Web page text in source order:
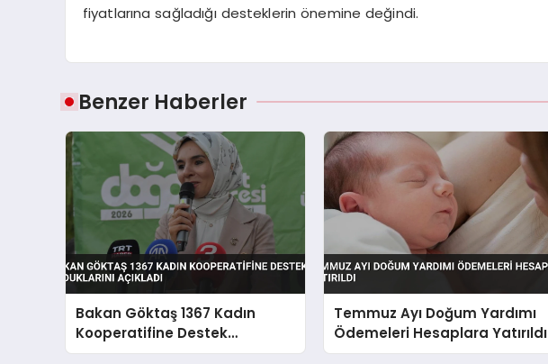
fiyatlarına sağladığı desteklerin önemine değindi.
Benzer Haberler
Bakan Göktaş 1367 Kadın
Kooperatifine Destek
Olduklarını Açıkladı
Temmuz Ayı Doğum Yardımı
Ödemeleri Hesaplara Yatırıldı